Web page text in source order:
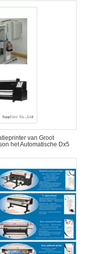
van Groot
het Automatische Dx5